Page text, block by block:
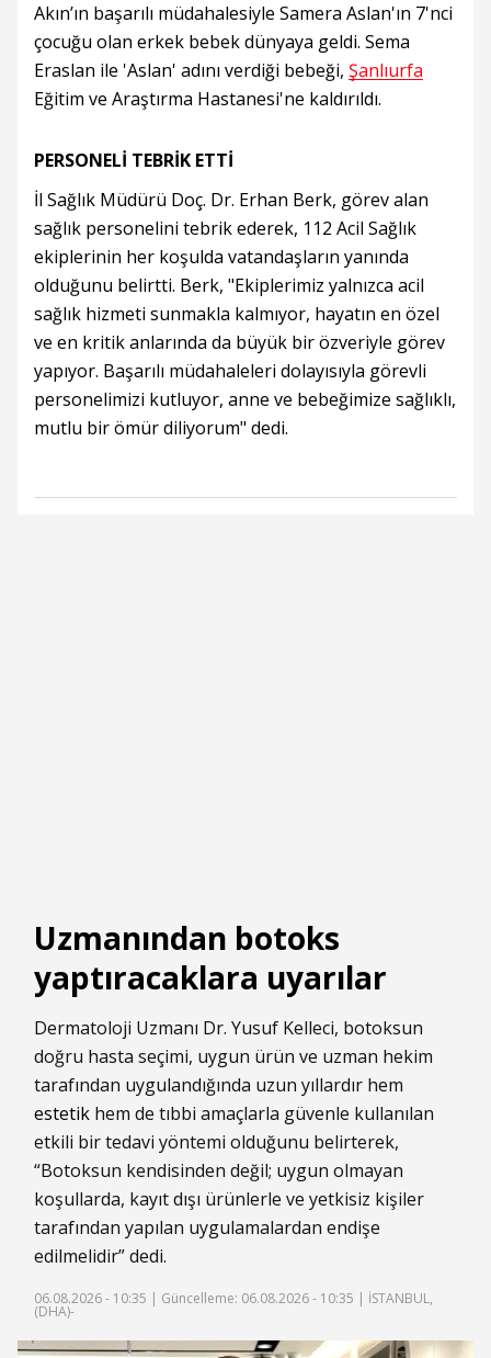
Akın’ın başarılı müdahalesiyle Samera Aslan'ın 7'nci
çocuğu olan erkek bebek dünyaya geldi. Sema
Eraslan ile 'Aslan' adını verdiği bebeği, Şanlıurfa
Eğitim ve Araştırma Hastanesi'ne kaldırıldı.
PERSONELİ TEBRİK ETTİ
İl Sağlık Müdürü Doç. Dr. Erhan Berk, görev alan
sağlık personelini tebrik ederek, 112 Acil Sağlık
ekiplerinin her koşulda vatandaşların yanında
olduğunu belirtti. Berk, "Ekiplerimiz yalnızca acil
sağlık hizmeti sunmakla kalmıyor, hayatın en özel
ve en kritik anlarında da büyük bir özveriyle görev
yapıyor. Başarılı müdahaleleri dolayısıyla görevli
personelimizi kutluyor, anne ve bebeğimize sağlıklı,
mutlu bir ömür diliyorum" dedi.
Uzmanından botoks
yaptıracaklara uyarılar
Dermatoloji Uzmanı Dr. Yusuf Kelleci, botoksun
doğru hasta seçimi, uygun ürün ve uzman hekim
tarafından uygulandığında uzun yıllardır hem
estetik hem de tıbbi amaçlarla güvenle kullanılan
etkili bir tedavi yöntemi olduğunu belirterek,
“Botoksun kendisinden değil; uygun olmayan
koşullarda, kayıt dışı ürünlerle ve yetkisiz kişiler
tarafından yapılan uygulamalardan endişe
edilmelidir” dedi.
06.08.2026 - 10:35 | Güncelleme: 06.08.2026 - 10:35 | İSTANBUL,
(DHA)-